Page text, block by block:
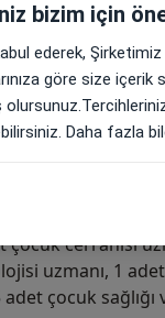
Başka
kadrosunda 7
10 adet beyin ve
çocuk cerrahisi
uzmanı, 1
çocuk sağlığı
bizim için
ederek,
göre size
Daha fazla